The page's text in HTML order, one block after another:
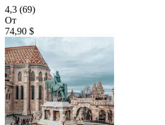
4,3 (69)
От
74,90 $